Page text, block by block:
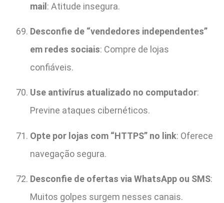
mail: Atitude insegura.
Desconfie de “vendedores independentes”
em redes sociais: Compre de lojas
confiáveis.
Use antivírus atualizado no computador:
Previne ataques cibernéticos.
Opte por lojas com “HTTPS” no link: Oferece
navegação segura.
Desconfie de ofertas via WhatsApp ou SMS:
Muitos golpes surgem nesses canais.